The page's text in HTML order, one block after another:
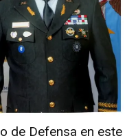
de Defensa en este